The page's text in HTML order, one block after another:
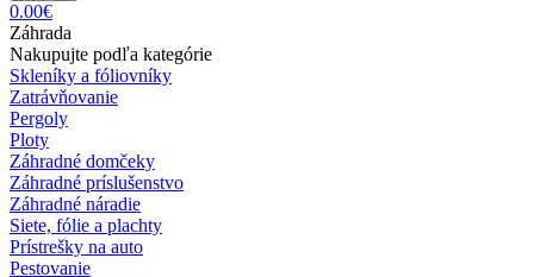
0.00€
Záhrada
Nakupujte podľa kategórie
Skleníky a fóliovníky
Zatrávňovanie
Pergoly
Ploty
Záhradné domčeky
Záhradné príslušenstvo
Záhradné náradie
Siete, fólie a plachty
Prístrešky na auto
Pestovanie